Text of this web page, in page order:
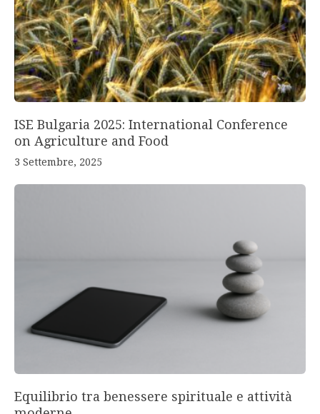
ISE Bulgaria 2025: International Conference
on Agriculture and Food
3 Settembre, 2025
Equilibrio tra benessere spirituale e attività